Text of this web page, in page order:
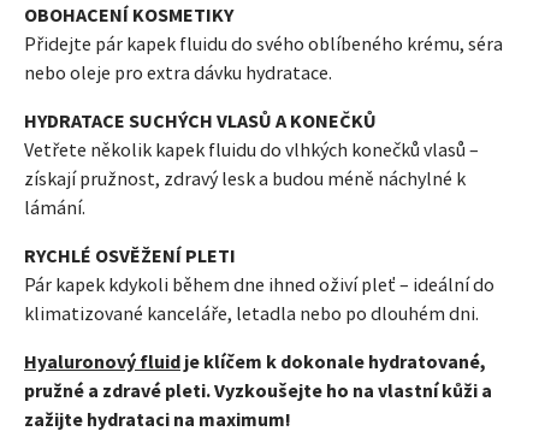
OBOHACENÍ KOSMETIKY
Přidejte pár kapek fluidu do svého oblíbeného krému, séra
nebo oleje pro extra dávku hydratace.
HYDRATACE SUCHÝCH VLASŮ A KONEČKŮ
Vetřete několik kapek fluidu do vlhkých konečků vlasů –
získají pružnost, zdravý lesk a budou méně náchylné k
lámání.
RYCHLÉ OSVĚŽENÍ PLETI
Pár kapek kdykoli během dne ihned oživí pleť – ideální do
klimatizované kanceláře, letadla nebo po dlouhém dni.
Hyaluronový fluid je klíčem k dokonale hydratované,
pružné a zdravé pleti. Vyzkoušejte ho na vlastní kůži a
zažijte hydrataci na maximum!